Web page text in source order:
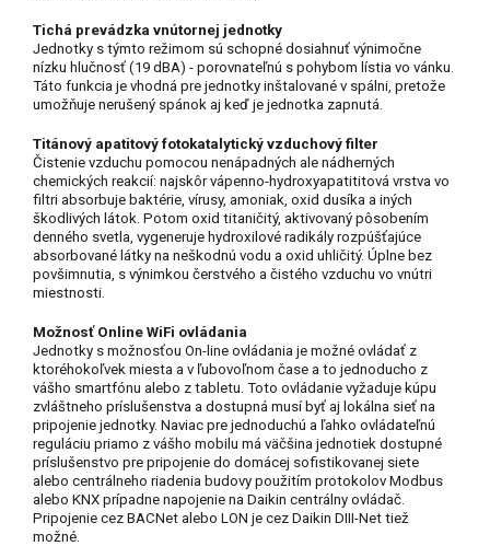
Tichá prevádzka vnútornej jednotky
Jednotky s týmto režimom sú schopné dosiahnuť výnimočne
nízku hlučnosť (19 dBA) - porovnateľnú s pohybom lístia vo vánku.
Táto funkcia je vhodná pre jednotky inštalované v spálni, pretože
umožňuje nerušený spánok aj keď je jednotka zapnutá.
Titánový apatitový fotokatalytický vzduchový filter
Čistenie vzduchu pomocou nenápadných ale nádherných
chemických reakcií: najskôr vápenno-hydroxyapatititová vrstva vo
filtri absorbuje baktérie, vírusy, amoniak, oxid dusíka a iných
škodlivých látok. Potom oxid titaničitý, aktivovaný pôsobením
denného svetla, vygeneruje hydroxilové radikály rozpúšťajúce
absorbované látky na neškodnú vodu a oxid uhličitý. Úplne bez
povšimnutia, s výnimkou čerstvého a čistého vzduchu vo vnútri
miestnosti.
Možnosť Online WiFi ovládania
Jednotky s možnosťou On-line ovládania je možné ovládať z
ktoréhokoľvek miesta a v ľubovoľnom čase a to jednoducho z
vášho smartfónu alebo z tabletu. Toto ovládanie vyžaduje kúpu
zvláštneho príslušenstva a dostupná musí byť aj lokálna sieť na
pripojenie jednotky. Naviac pre jednoduchú a ľahko ovládateľnú
reguláciu priamo z vášho mobilu má väčšina jednotiek dostupné
príslušenstvo pre pripojenie do domácej sofistikovanej siete
alebo centrálneho riadenia budovy použitím protokolov Modbus
alebo KNX prípadne napojenie na Daikin centrálny ovládač.
Pripojenie cez BACNet alebo LON je cez Daikin DIII-Net tiež
možné.